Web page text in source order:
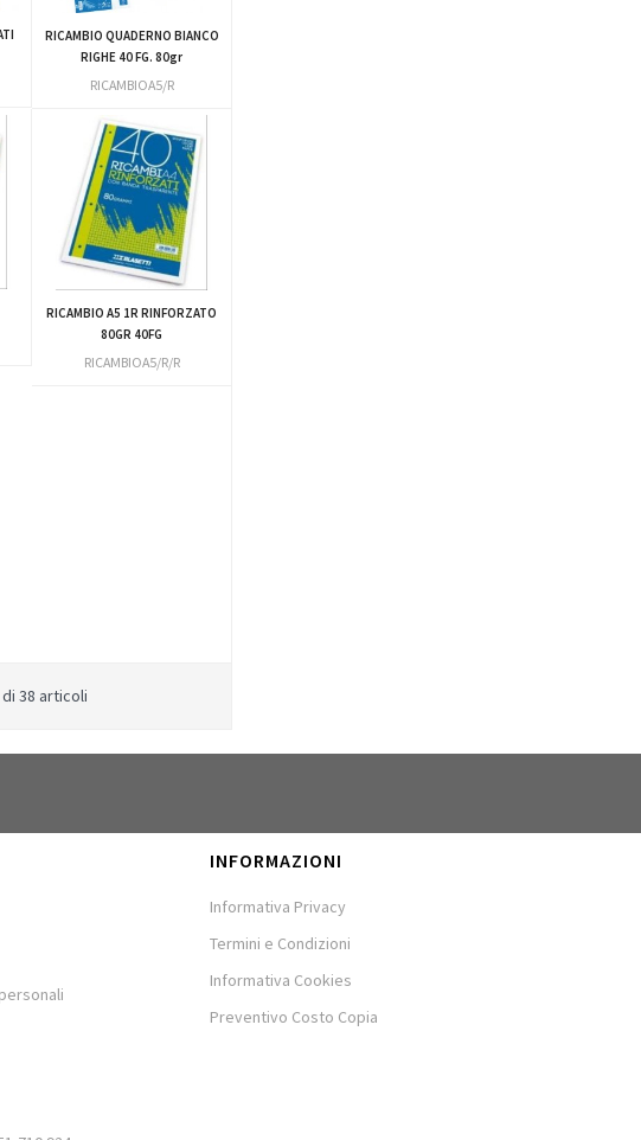
RICAMBIO QUADERNO BIANCO
RIGHE 40 FG. 80gr
RICAMBIOA5/R
RICAMBIO A5 1R RINFORZATO
80GR 40FG
RICAMBIOA5/R/R
38 articoli
INFORMAZIONI
Informativa Privacy
Termini e Condizioni
Informativa Cookies
Preventivo Costo Copia